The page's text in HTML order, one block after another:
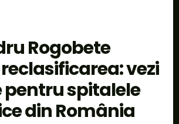
Rogobete
vezi
pentru spitalele
din România